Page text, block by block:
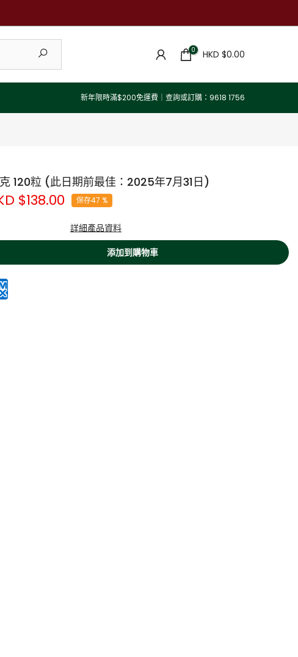
0 HKD $0.00
新年限時滿$200免運費｜查詢或訂購：9618 1756
120粒 (此日期前最佳：2025年7月31日)
$138.00 保存47 %
中譯「乙醯半胱胺酸」）為體內最重要的抗氧化物 -「穀胱甘肽」
顯示，補充NAC能有效提升身體穀胱甘肽的水平，除了對整體健康有幫助
吸系統、肝臟及免疫系統健康。
床研究顯示，NAC可促進呼吸道暢順、促進肺部的正常免疫反應及紓緩肺
受歡迎的護肺保健食品之一。
肽，具有極高抗氧化能力，而且同時能將其他抗氧化物「循環再用」，因
詳細產品資料
添加到購物車